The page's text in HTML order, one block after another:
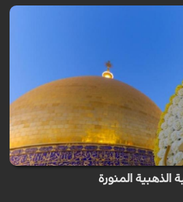
الذهبية المنورة